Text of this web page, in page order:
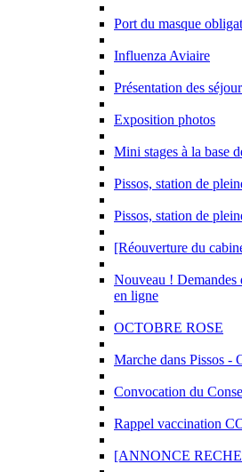
Port du masque
Influenza Aviaire
Présentation des
Exposition photos
Mini stages à la base
Pissos, station de
Pissos, station de
[Réouverture du
Nouveau ! Demandes
en ligne
OCTOBRE ROSE
Marche dans Pissos
Convocation du
Rappel vaccination
[ANNONCE